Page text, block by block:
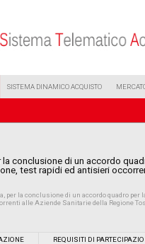
SISTEMA DINAMICO ACQUISTO
conclusione di un accordo
test rapidi ed antisieri
per la conclusione di un accordo quadro
alle Aziende Sanitarie della Regione
REQUISITI DI